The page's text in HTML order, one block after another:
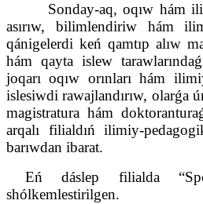
Sonday-aq, oqıw hám
asırıw, bilimlendiriw hám
qánigelerdi keń qamtıp alıw
hám qayta islew
joqarı oqıw orınları hám
islesiwdi rawajlandırıw, olarǵa
magistratura hám
arqalı filialdıń ilimiy-
barıwdan ibarat.
Eń dáslep filialda
shólkemlestirilgen.